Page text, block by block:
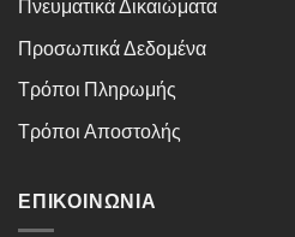
Πνευματικά Δικαιώματα
Προσωπικά Δεδομένα
Τρόποι Πληρωμής
Τρόποι Αποστολής
ΕΠΙΚΟΙΝΩΝΊΑ